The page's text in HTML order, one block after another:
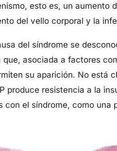
esto es, un aumento
del vello corporal y la
del síndrome se
asociada a factores
su aparición. No está
produce resistencia a la
con el síndrome, como